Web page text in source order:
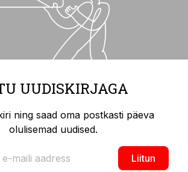
UUDISKIRJAGA
ning saad oma postkasti päeva
olulisemad uudised.
Liitun